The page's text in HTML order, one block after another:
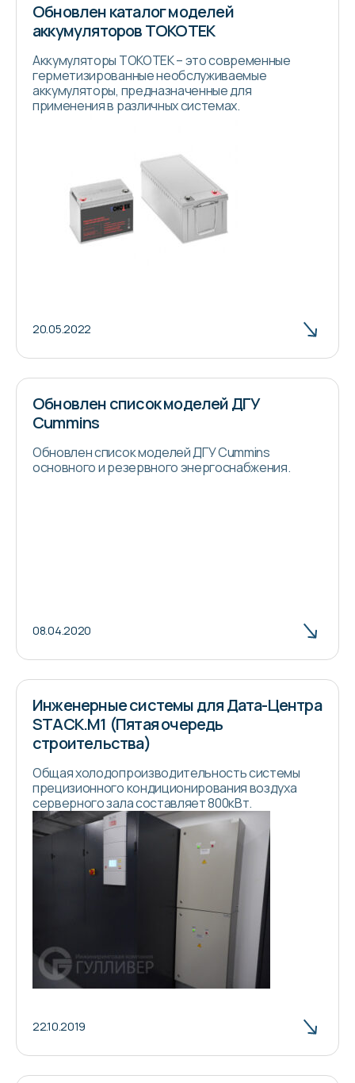
Обновлен каталог моделей
аккумуляторов ТОКОТЕК
Аккумуляторы ТОКОТЕК – это современные
герметизированные необслуживаемые
аккумуляторы, предназначенные для
применения в различных системах.
20.05.2022
Обновлен список моделей ДГУ
Cummins
Обновлен список моделей ДГУ Cummins
основного и резервного энергоснабжения.
08.04.2020
Инженерные системы для Дата-Центра
STACK.M1 (Пятая очередь
строительства)
Общая холодопроизводительность системы
прецизионного кондиционирования воздуха
серверного зала составляет 800кВт.
22.10.2019